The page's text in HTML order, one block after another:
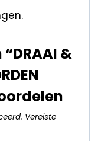
&
Vereiste